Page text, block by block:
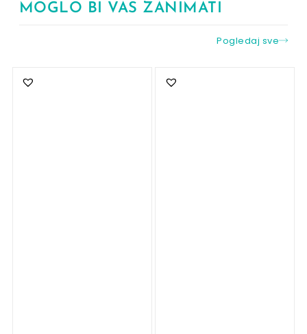
MOGLO BI VAS ZANIMATI
Pogledaj sve